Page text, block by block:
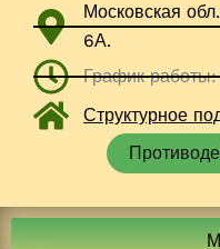
Московская
6А.
График
Структурное